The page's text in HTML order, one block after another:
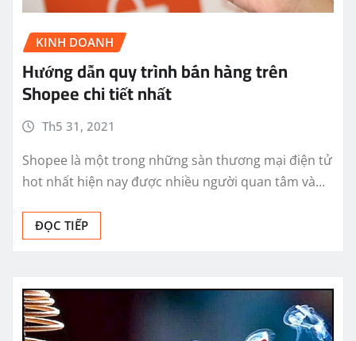
KINH DOANH
Hướng dẫn quy trình bán hàng trên
Shopee chi tiết nhất
Th5 31, 2021
Shopee là một trong những sàn thương mại điện tử
hot nhất hiện nay được nhiều người quan tâm và…
ĐỌC TIẾP